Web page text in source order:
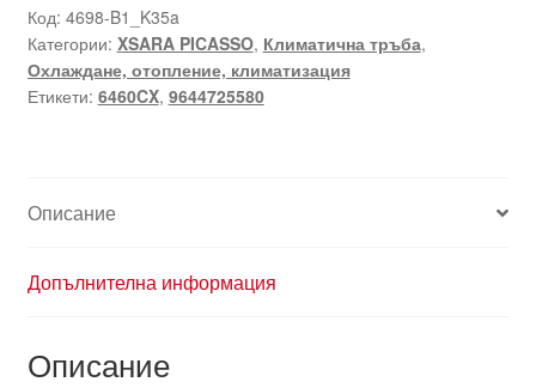
Citroën
Peugeot
9644725580
6460CX
Код: 4698-B1_K35a
Категории: XSARA PICASSO, Климатична тръба,
Охлаждане, отопление, климатизация
Етикети: 6460CX, 9644725580
Описание
Допълнителна информация
Описание